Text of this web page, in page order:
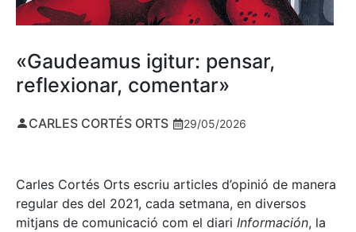
«Gaudeamus igitur: pensar,
reflexionar, comentar»
CARLES CORTÉS ORTS 29/05/2026
Carles Cortés Orts escriu articles d’opinió de manera
regular des del 2021, cada setmana, en diversos
mitjans de comunicació com el diari Información, la